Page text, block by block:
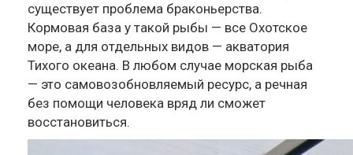
существует проблема браконьерства.
Кормовая база у такой рыбы — все Охотское
море, а для отдельных видов — акватория
Тихого океана. В любом случае морская рыба
— это самовозобновляемый ресурс, а речная
без помощи человека вряд ли сможет
восстановиться.